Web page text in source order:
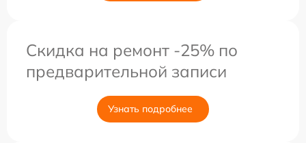
Скидка на ремонт -25% по
предварительной записи
Узнать подробнее